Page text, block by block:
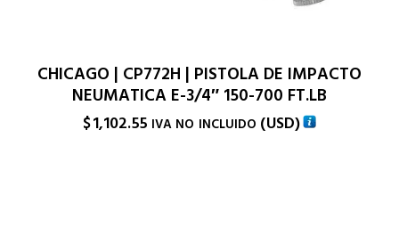
CHICAGO | CP772H | PISTOLA DE IMPACTO
NEUMATICA E-3/4″ 150-700 FT.LB
$1,102.55 IVA NO INCLUIDO (USD)